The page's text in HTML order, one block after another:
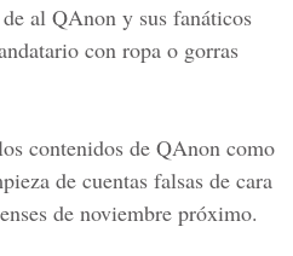
al QAnon y sus fanáticos
con ropa o gorras
contenidos de QAnon como
de cuentas falsas de cara
de noviembre próximo.